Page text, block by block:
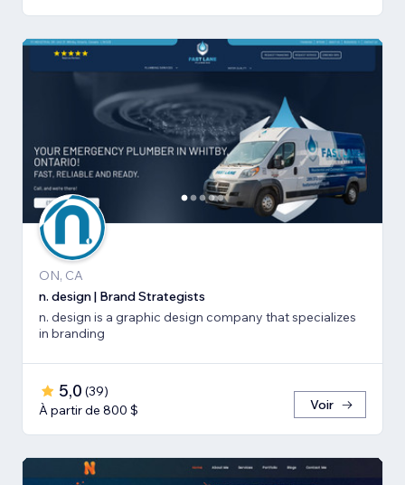
ON, CA
n. design | Brand Strategists
n. design is a graphic design company that specializes
in branding
5,0 (39)
À partir de 800 $
Voir